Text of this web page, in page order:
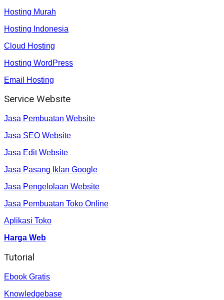
Hosting Murah
Hosting Indonesia
Cloud Hosting
Hosting WordPress
Email Hosting
Service Website
Jasa Pembuatan Website
Jasa SEO Website
Jasa Edit Website
Jasa Pasang Iklan Google
Jasa Pengelolaan Website
Jasa Pembuatan Toko Online
Aplikasi Toko
Harga Web
Tutorial
Ebook Gratis
Knowledgebase